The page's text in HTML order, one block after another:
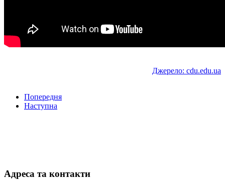
Джерело: cdu.edu.ua
Попередня
Наступна
Адреса та контакти